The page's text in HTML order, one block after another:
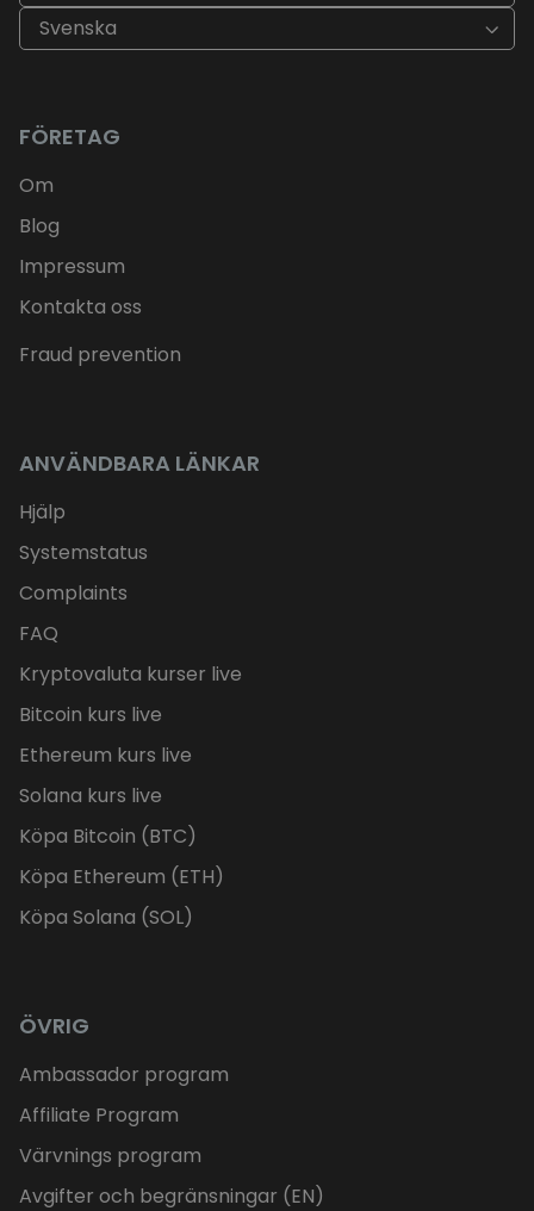
Svenska
FÖRETAG
Om
Blog
Impressum
Kontakta oss
Fraud prevention
ANVÄNDBARA LÄNKAR
Hjälp
Systemstatus
Complaints
FAQ
Kryptovaluta kurser live
Bitcoin kurs live
Ethereum kurs live
Solana kurs live
Köpa Bitcoin (BTC)
Köpa Ethereum (ETH)
Köpa Solana (SOL)
ÖVRIG
Ambassador program
Affiliate Program
Värvnings program
Avgifter och begränsningar (EN)